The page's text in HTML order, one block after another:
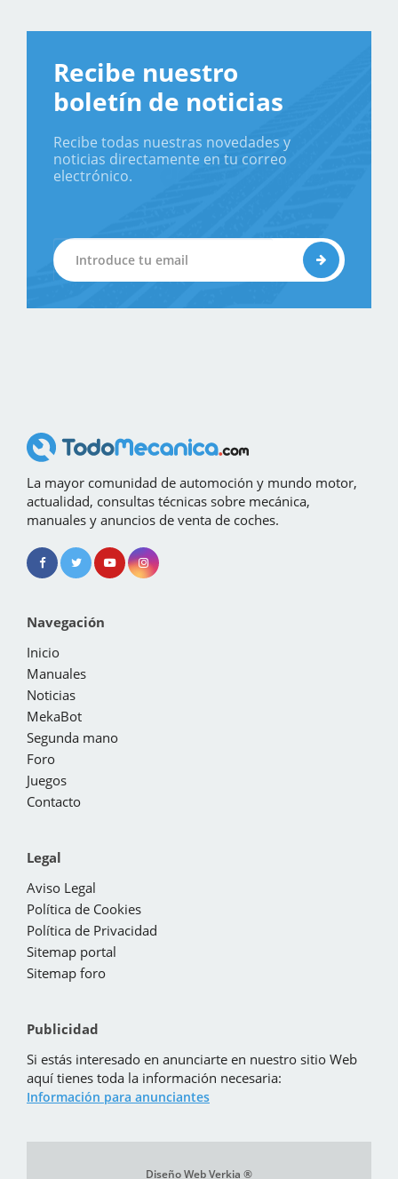
Recibe nuestro
boletín de noticias
Recibe todas nuestras novedades y
noticias directamente en tu correo
electrónico.
La mayor comunidad de automoción y mundo motor,
actualidad, consultas técnicas sobre mecánica,
manuales y anuncios de venta de coches.
Navegación
Inicio
Manuales
Noticias
MekaBot
Segunda mano
Foro
Juegos
Contacto
Legal
Aviso Legal
Política de Cookies
Política de Privacidad
Sitemap portal
Sitemap foro
Publicidad
Si estás interesado en anunciarte en nuestro sitio Web
aquí tienes toda la información necesaria:
Información para anunciantes
Diseño Web Verkia ®